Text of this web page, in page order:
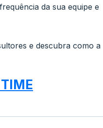
da sua equipe e
e descubra como a